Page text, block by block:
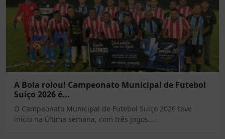
A Bola rolou! Campeonato Municipal de Futebol
Suíço 2026 é...
O Campeonato Municipal de Futebol Suíço 2026 teve
início na última semana, com três jogos....